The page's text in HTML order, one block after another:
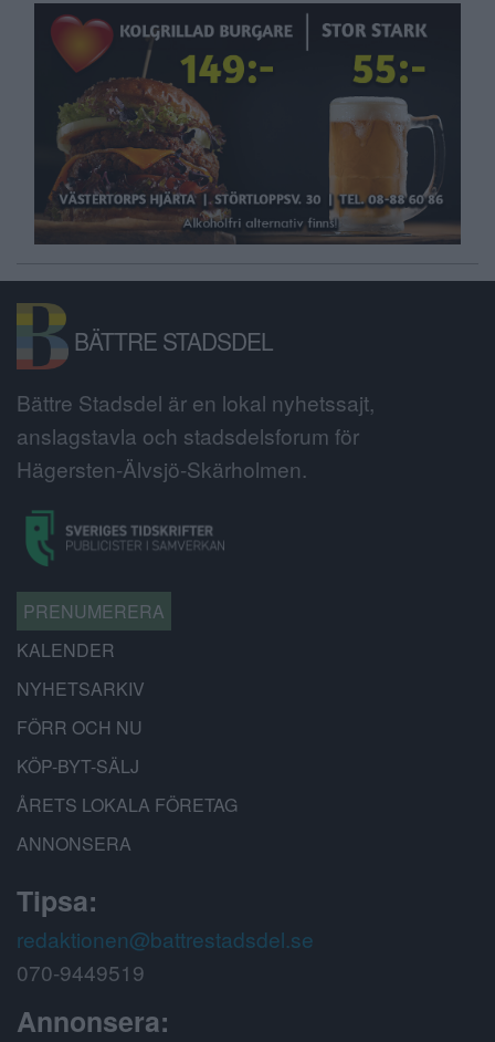
BÄTTRE STADSDEL
Bättre Stadsdel är en lokal nyhetssajt,
anslagstavla och stadsdelsforum för
Hägersten-Älvsjö-Skärholmen.
PRENUMERERA
KALENDER
NYHETSARKIV
FÖRR OCH NU
KÖP-BYT-SÄLJ
ÅRETS LOKALA FÖRETAG
ANNONSERA
Tipsa:
redaktionen@battrestadsdel.se
070-9449519
Annonsera: